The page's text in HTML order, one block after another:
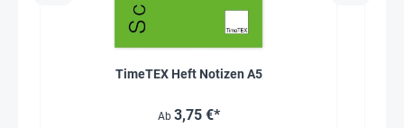
TimeTEX Heft Notizen A5
Ab 3,75 €*